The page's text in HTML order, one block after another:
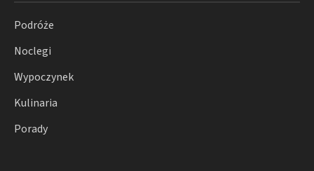
Podróże
Noclegi
Wypoczynek
Kulinaria
Porady